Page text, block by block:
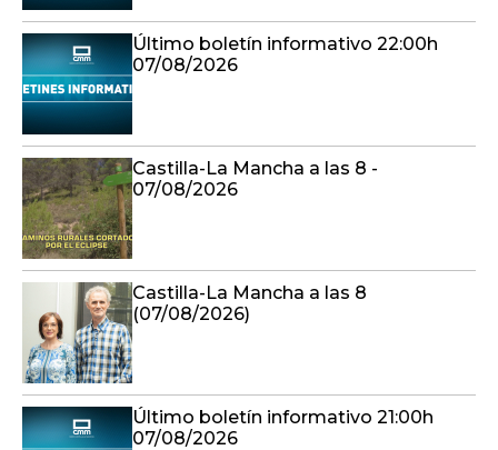
Último boletín informativo 22:00h
07/08/2026
Castilla-La Mancha a las 8 -
07/08/2026
Castilla-La Mancha a las 8
(07/08/2026)
Último boletín informativo 21:00h
07/08/2026